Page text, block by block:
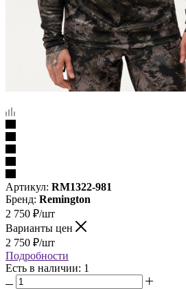
Артикул: RM1322-981
Бренд: Remington
2 750 ₽/шт
Варианты цен
2 750 ₽/шт
Подробности
Есть в наличии: 1